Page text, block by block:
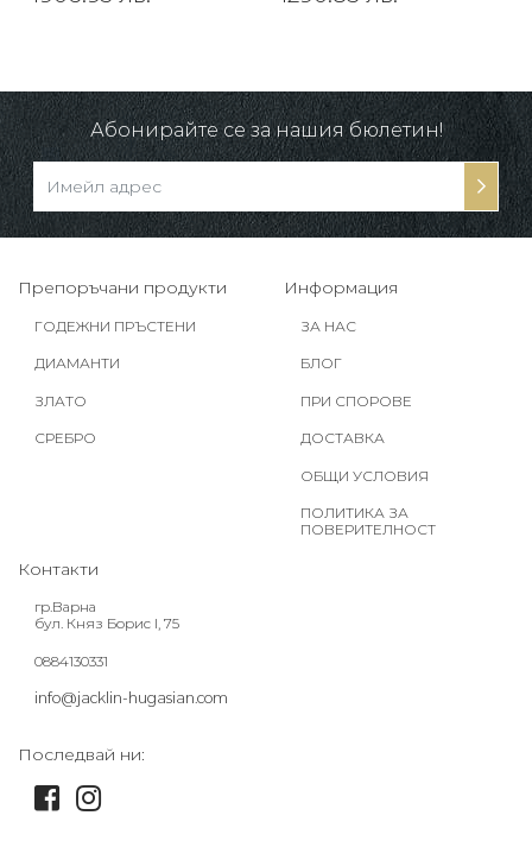
Абонирайте се за нашия бюлетин!
Препоръчани продукти
ГОДЕЖНИ ПРЪСТЕНИ
ДИАМАНТИ
ЗЛАТО
СРЕБРО
Информация
ЗА НАС
БЛОГ
ПРИ СПОРОВЕ
ДОСТАВКА
ОБЩИ УСЛОВИЯ
ПОЛИТИКА ЗА
ПОВЕРИТЕЛНОСТ
Контакти
гр.Варна
бул. Княз Борис I, 75
0884130331
info@jacklin-hugasian.com
Последвай ни: